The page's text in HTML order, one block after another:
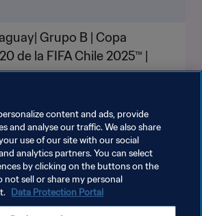
Grupo B | Copa
de la FIFA Chile 2025™ |
VER MÁS
content and ads, provide
and analyse our traffic. We also share
use of our site with our social
analytics partners. You can select
by clicking on the buttons on the
not sell or share my personal
Data Protection Portal